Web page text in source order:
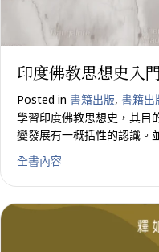
印度佛教思想史入
Posted in 書籍出版, 書籍出
學習印度佛教思想史，其目
變發展有一概括性的認識。
全書內容about 印度佛教思